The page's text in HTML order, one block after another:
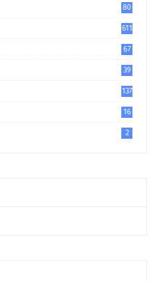
80
611
67
39
137
16
2